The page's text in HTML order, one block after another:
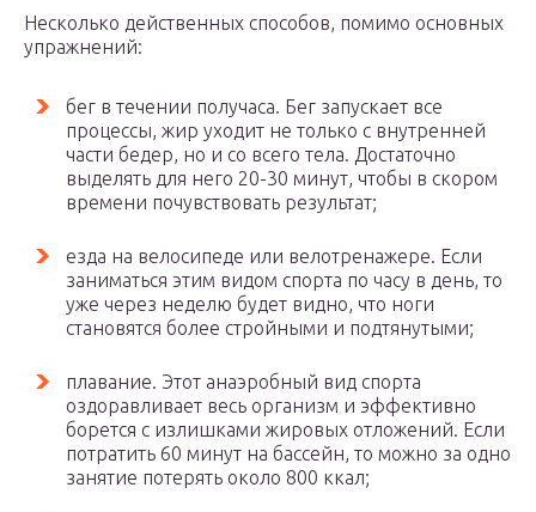
Несколько действенных способов, помимо основных
упражнений:
бег в течении получаса. Бег запускает все
процессы, жир уходит не только с внутренней
части бедер, но и со всего тела. Достаточно
выделять для него 20-30 минут, чтобы в скором
времени почувствовать результат;
езда на велосипеде или велотренажере. Если
заниматься этим видом спорта по часу в день, то
уже через неделю будет видно, что ноги
становятся более стройными и подтянутыми;
плавание. Этот анаэробный вид спорта
оздоравливает весь организм и эффективно
борется с излишками жировых отложений. Если
потратить 60 минут на бассейн, то можно за одно
занятие потерять около 800 ккал;